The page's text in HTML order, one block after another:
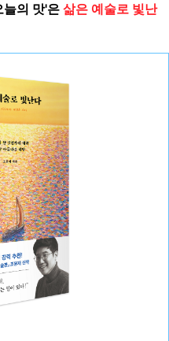
의 맛'은 삶은 예술로 빛난